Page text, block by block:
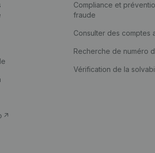
Compliance et
fraude
Consulter des comptes
Recherche de numéro
Vérification de la